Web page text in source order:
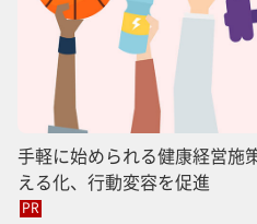
手軽に始められる健康経営
える化、行動変容を促進
PR